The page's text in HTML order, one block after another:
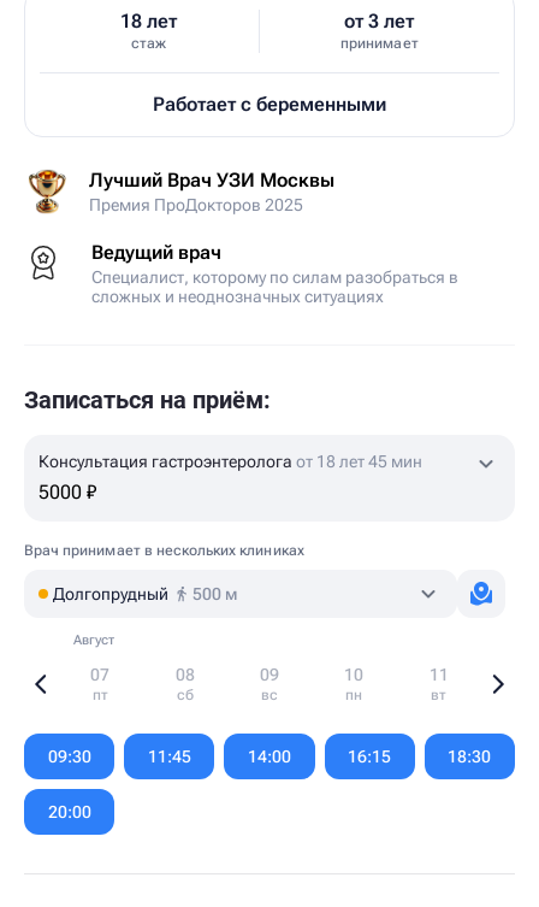
18 лет
стаж
от 3 лет
принимает
Работает с беременными
Лучший Врач УЗИ Москвы
Премия ПроДокторов 2025
Ведущий врач
Специалист, которому по силам разобраться в
сложных и неоднозначных ситуациях
Записаться на приём:
Консультация гастроэнтеролога от 18 лет 45 мин
5000 ₽
Врач принимает в нескольких клиниках
Долгопрудный 500 м
Август
07
пт
08
сб
09
вс
10
пн
11
вт
of
09:30 11:45 14:00 16:15 18:30
20:00